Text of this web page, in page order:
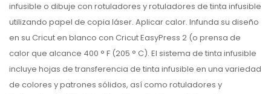
infusible o dibuje con rotuladores y rotuladores de tinta infusible
utilizando papel de copia láser. Aplicar calor. Infunda su diseño
en su Cricut en blanco con Cricut EasyPress 2 (o prensa de
calor que alcance 400 ° F (205 ° C). El sistema de tinta infusible
incluye hojas de transferencia de tinta infusible en una variedad
de colores y patrones sólidos, así como rotuladores y